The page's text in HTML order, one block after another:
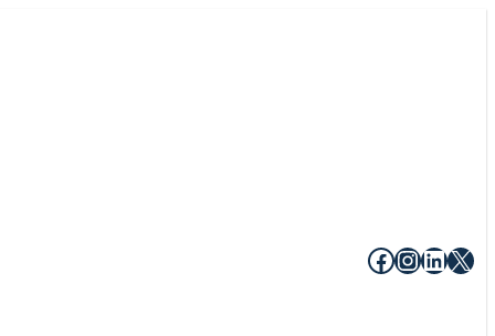
Facebook
X